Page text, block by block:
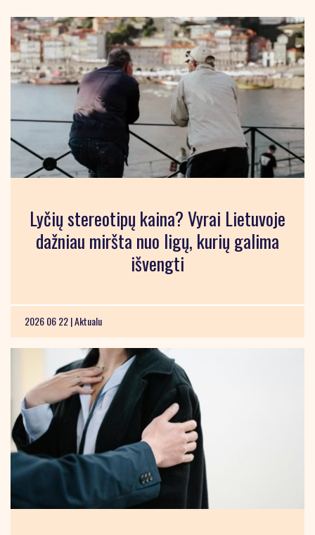
Lyčių stereotipų kaina? Vyrai Lietuvoje
dažniau miršta nuo ligų, kurių galima
išvengti
2026 06 22 |Aktualu